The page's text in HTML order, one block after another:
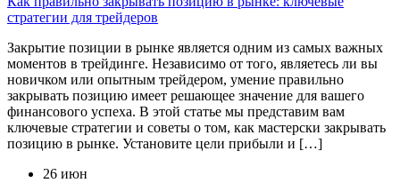
стратегии для трейдеров
Закрытие позиции в рынке является одним из самых важных
моментов в трейдинге. Независимо от того, являетесь ли вы
новичком или опытным трейдером, умение правильно
закрывать позицию имеет решающее значение для вашего
финансового успеха. В этой статье мы представим вам
ключевые стратегии и советы о том, как мастерски закрывать
позицию в рынке. Установите цели прибыли и […]
26 июн